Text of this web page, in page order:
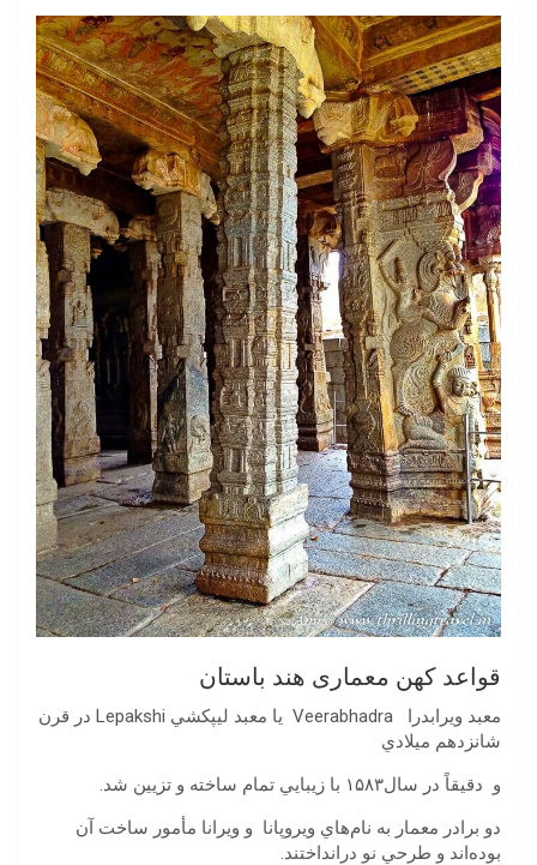
قواعد کهن معماری هند باستان
معبد ويرابدرا Veerabhadra يا معبد ليپكشي Lepakshi در قرن
شانزدهم ميلادي
و دقيقاً در سال۱۵۸۳ با زيبايي تمام ساخته و تزيين شد.
دو برادر معمار به نام‌هاي ويروپانا و ويرانا مأمور ساخت آن
بوده‌اند و طرحي نو درانداختند.